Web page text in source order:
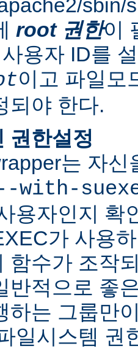
sbin/
root 권한이
용자 ID를
이고 파일모
되야 한다.
권한설정
는 자신
with-
용자인지 확
가 사용
함수가 조작
반적으로 좋
하는 그룹만
일시스템 권